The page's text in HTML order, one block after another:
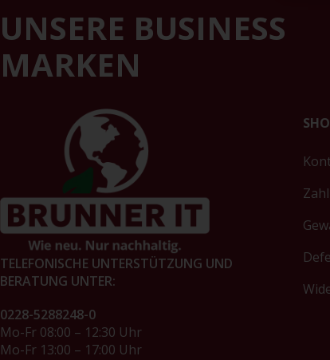
UNSERE BUSINESS
MARKEN
TELEFONISCHE UNTERSTÜTZUNG UND
BERATUNG UNTER:
0228-5288248-0
Mo-Fr 08:00 – 12:30 Uhr
Mo-Fr 13:00 – 17:00 Uhr